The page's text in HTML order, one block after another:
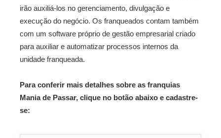
irão auxiliá-los no gerenciamento, divulgação e
execução do negócio. Os franqueados contam também
com um software próprio de gestão empresarial criado
para auxiliar e automatizar processos internos da
unidade franqueada.
Para conferir mais detalhes sobre as franquias
Mania de Passar, clique no botão abaixo e cadastre-
se: